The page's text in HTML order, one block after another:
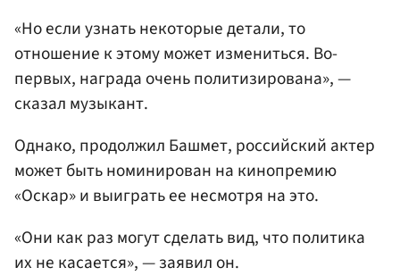
«Но если узнать некоторые детали, то
отношение к этому может измениться. Во-
первых, награда очень политизирована», —
сказал музыкант.
Однако, продолжил Башмет, российский актер
может быть номинирован на кинопремию
«Оскар» и выиграть ее несмотря на это.
«Они как раз могут сделать вид, что политика
их не касается», — заявил он.